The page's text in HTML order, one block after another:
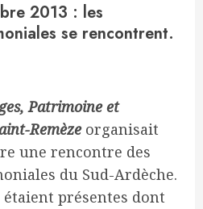
2013 : les
se rencontrent.
Patrimoine et
Remèze organisait
une rencontre des
du Sud-Ardèche.
présentes dont